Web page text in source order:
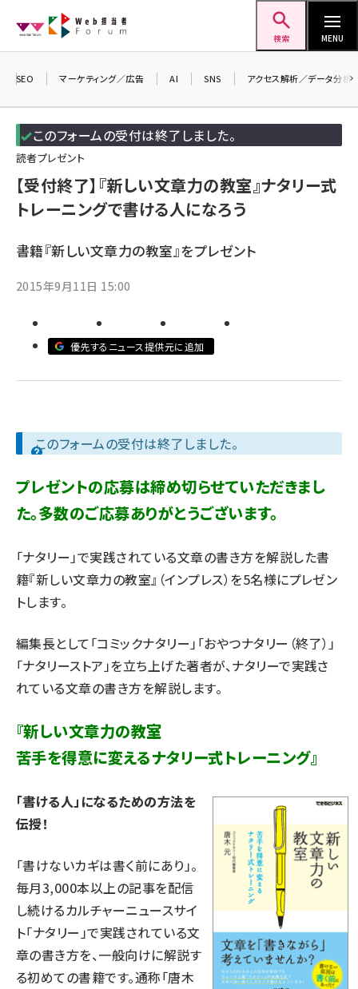
ン
検索 MENU
seo (3536)
ai (2818)
z世代 (1629)
meo (1279)
SEO マーケティング／広告 AI SNS アクセス解析／データ分析
このフォームの受付は終了しました。
読者プレゼント
【受付終了】『新しい文章力の教室』ナタリー式
トレーニングで書ける人になろう
書籍『新しい文章力の教室』をプレゼント
2015年9月11日 15:00
優先するニュース提供元に追加
このフォームの受付は終了しました。
プレゼントの応募は締め切らせていただきまし
た。多数のご応募ありがとうございます。
「ナタリー」で実践されている文章の書き方を解説した書
籍『新しい文章力の教室』（インプレス）を5名様にプレゼン
トします。
編集長として「コミックナタリー」「おやつナタリー（終了）」
「ナタリーストア」を立ち上げた著者が、ナタリーで実践さ
れている文章の書き方を解説します。
『新しい文章力の教室
苦手を得意に変えるナタリー式トレーニング』
「書ける人」になるための方法を
伝授！
「書けないカギは書く前にあり」。
毎月3,000本以上の記事を配信
し続けるカルチャーニュースサイ
ト「ナタリー」で実践されている文
章の書き方を、一般向けに解説す
る初めての書籍です。通称「唐木
生
る
▼